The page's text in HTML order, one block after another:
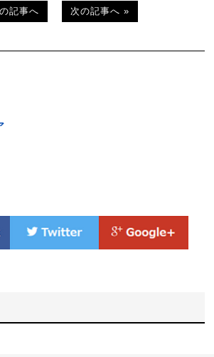
記事へ 次の記事へ »